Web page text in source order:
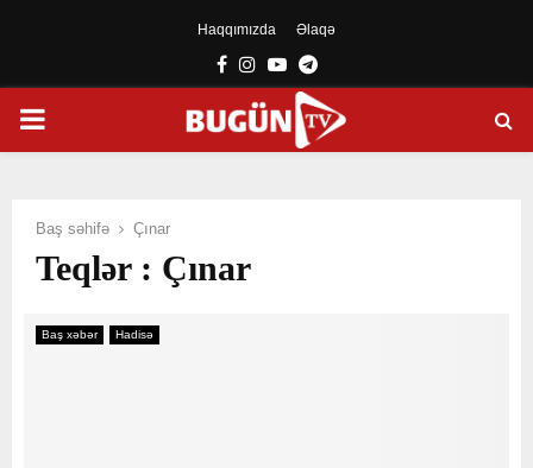
Haqqımızda Əlaqə
Facebook
Instagram
YoutubeTelegram
PRIMARY
Baş səhifə Çınar
Teqlər : Çınar
Baş xəbər Hadisə